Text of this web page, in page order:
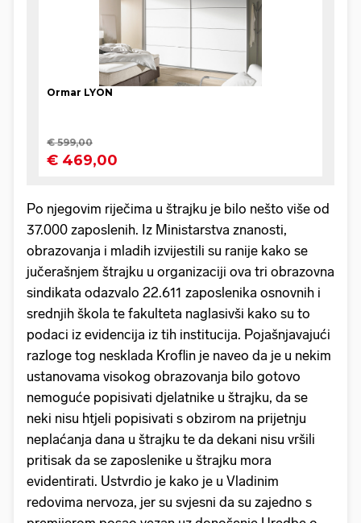
Po njegovim riječima u štrajku je bilo nešto više od
37.000 zaposlenih. Iz Ministarstva znanosti,
obrazovanja i mladih izvijestili su ranije kako se
jučerašnjem štrajku u organizaciji ova tri obrazovna
sindikata odazvalo 22.611 zaposlenika osnovnih i
srednjih škola te fakulteta naglasivši kako su to
podaci iz evidencija iz tih institucija. Pojašnjavajući
razloge tog nesklada Kroflin je naveo da je u nekim
ustanovama visokog obrazovanja bilo gotovo
nemoguće popisivati djelatnike u štrajku, da se
neki nisu htjeli popisivati s obzirom na prijetnju
neplaćanja dana u štrajku te da dekani nisu vršili
pritisak da se zaposlenike u štrajku mora
evidentirati. Ustvrdio je kako je u Vladinim
redovima nervoza, jer su svjesni da su zajedno s